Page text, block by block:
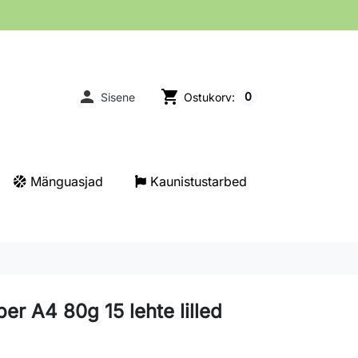
 Sisene shopping_cart Ostukorv: 0
Mänguasjad Kaunistustarbed
A4 80g 15 lehte lilled